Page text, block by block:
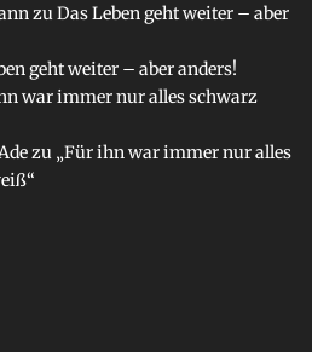
zuDas Leben geht weiter – aber
geht weiter – aber anders!
war immer nur alles schwarz
zu „Für ihn war immer nur alles